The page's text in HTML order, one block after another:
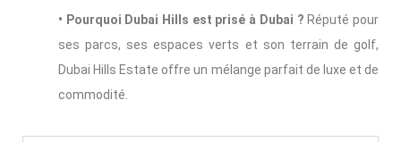
• Pourquoi Dubai Hills est prisé à Dubai ? Réputé pour
ses parcs, ses espaces verts et son terrain de golf,
Dubai Hills Estate offre un mélange parfait de luxe et de
commodité.